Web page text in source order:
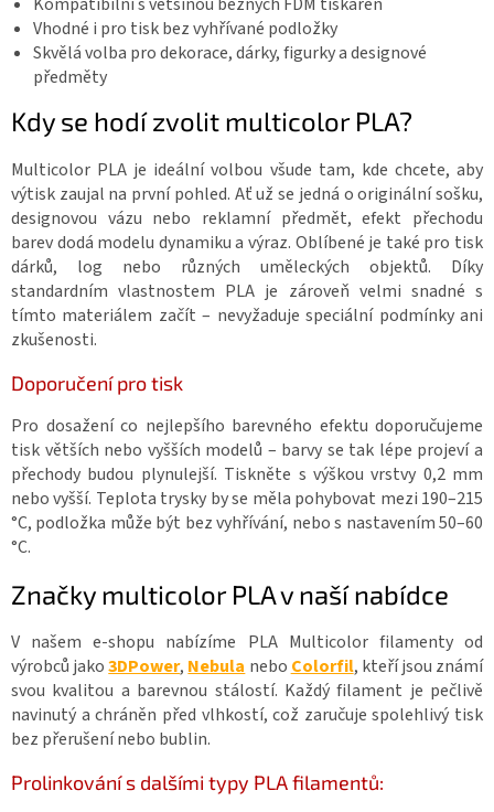
Vhodné i pro tisk bez vyhřívané podložky
Skvělá volba pro dekorace, dárky, figurky a designové
předměty
Kdy se hodí zvolit multicolor PLA?
Multicolor PLA je ideální volbou všude tam, kde chcete, aby
výtisk zaujal na první pohled. Ať už se jedná o originální sošku,
designovou vázu nebo reklamní předmět, efekt přechodu
barev dodá modelu dynamiku a výraz. Oblíbené je také pro tisk
dárků, log nebo různých uměleckých objektů. Díky
standardním vlastnostem PLA je zároveň velmi snadné s
tímto materiálem začít – nevyžaduje speciální podmínky ani
zkušenosti.
Doporučení pro tisk
Pro dosažení co nejlepšího barevného efektu doporučujeme
tisk větších nebo vyšších modelů – barvy se tak lépe projeví a
přechody budou plynulejší. Tiskněte s výškou vrstvy 0,2 mm
nebo vyšší. Teplota trysky by se měla pohybovat mezi 190–215
°C, podložka může být bez vyhřívání, nebo s nastavením 50–60
°C.
Značky multicolor PLA v naší nabídce
V našem e-shopu nabízíme PLA Multicolor filamenty od
výrobců jako3DPower,NebulaneboColorfil, kteří jsou známí
svou kvalitou a barevnou stálostí. Každý filament je pečlivě
navinutý a chráněn před vlhkostí, což zaručuje spolehlivý tisk
bez přerušení nebo bublin.
Prolinkování s dalšími typy PLA filamentů: